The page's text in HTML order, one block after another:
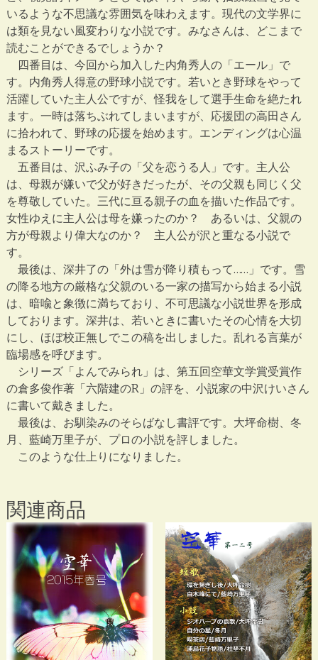
いるような不思議な雰囲気を味わえます。現代の文学界に
は類を見ない風変わりな小説です。みなさんは、どこまで
読むことができるでしょうか？
四番目は、今回から加入した内角秀人の「エール」で
す。内角秀人得意の野球小説です。若いとき野球をやって
活躍していた主人公ですが、怪我をして選手生命を絶たれ
ます。一時は落ちぶれてしまいますが、応援団の高田さん
に拾われて、野球の応援を始めます。エンディングは心温
まるストーリーです。
五番目は、沢ふみ子の「父を恋うる人」です。主人公
は、母親が嫌いで父が好きだったが、その父親も同じく父
を尊敬していた。三代に亘る親子の血を描いた作品です。
女性ゆえに主人公は母を嫌ったのか？ あるいは、父親の
方が母親より偉大なのか？ 主人公が沢と重なる小説で
す。
最後は、深井了の「外は雪が降り積もって……」です。雪
の降る地方の厳格な父親のいる一家の描写から始まる小説
は、暗喩と象徴に満ちており、不可思議な小説世界を形成
しております。深井は、若いときに書いたその心情を大切
にし、ほぼ校正無しでこの稿を出しました。乱れる言葉が
臨場感を呼びます。
シリーズ「よんでみられ」は、第五回空華文学賞受賞作
の倉多俊作著「六階建のR」の評を、小説家の中沢けいさん
に書いて戴きました。
最後は、お馴染みのそらばなし書評です。大坪命樹、冬
月、藍崎万里子が、プロの小説を評しました。
このような仕上りになりました。
関連商品